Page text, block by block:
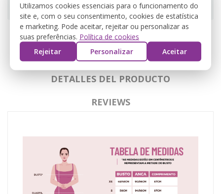
DESCRIPCIÓN
DETALLES DEL PRODUCTO
REVIEWS
Utilizamos cookies essenciais para o funcionamento do
site e, com o seu consentimento, cookies de estatística
e marketing. Pode aceitar, rejeitar ou personalizar as
suas preferências. Política de cookies
Rejeitar
Personalizar Aceitar